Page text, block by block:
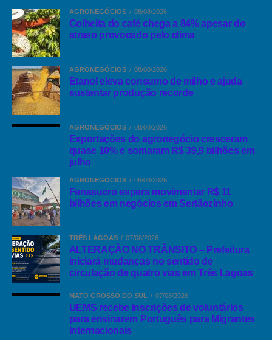
AGRONEGÓCIOS 08/08/2026
Colheita do café chega a 84% apesar do
atraso provocado pelo clima
AGRONEGÓCIOS 08/08/2026
Etanol eleva consumo de milho e ajuda
sustentar produção recorde
AGRONEGÓCIOS 08/08/2026
Exportações do agronegócio cresceram
quase 10% e somaram R$ 39,9 bilhões em
julho
AGRONEGÓCIOS 08/08/2026
Fenasucro espera movimentar R$ 11
bilhões em negócios em Sertãozinho
TRÊS LAGOAS 07/08/2026
ALTERAÇÃO NO TRÂNSITO – Prefeitura
iniciará mudanças no sentido de
circulação de quatro vias em Três Lagoas
MATO GROSSO DO SUL 07/08/2026
UEMS recebe inscrições de voluntários
para ensinarem Português para Migrantes
Internacionais